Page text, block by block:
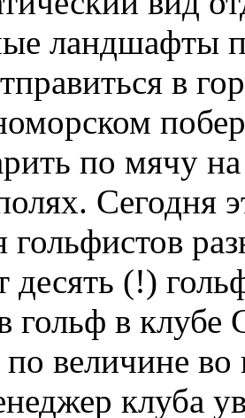
ландшафты
в
по мячу
Сегодня
десять (!)
гольф в
по величине
клуба